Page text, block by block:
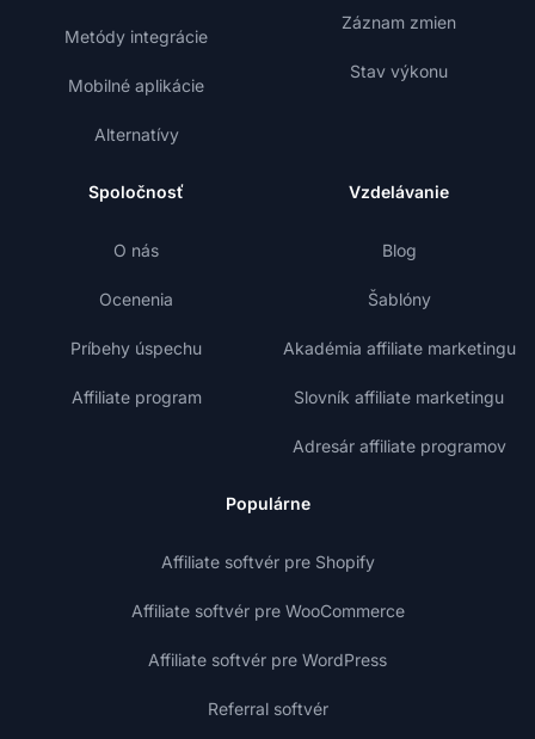
Metódy integrácie
Mobilné aplikácie
Alternatívy
Záznam zmien
Stav výkonu
Spoločnosť
O nás
Ocenenia
Príbehy úspechu
Affiliate program
Vzdelávanie
Blog
Šablóny
Akadémia affiliate marketingu
Slovník affiliate marketingu
Adresár affiliate programov
Populárne
Affiliate softvér pre Shopify
Affiliate softvér pre WooCommerce
Affiliate softvér pre WordPress
Referral softvér